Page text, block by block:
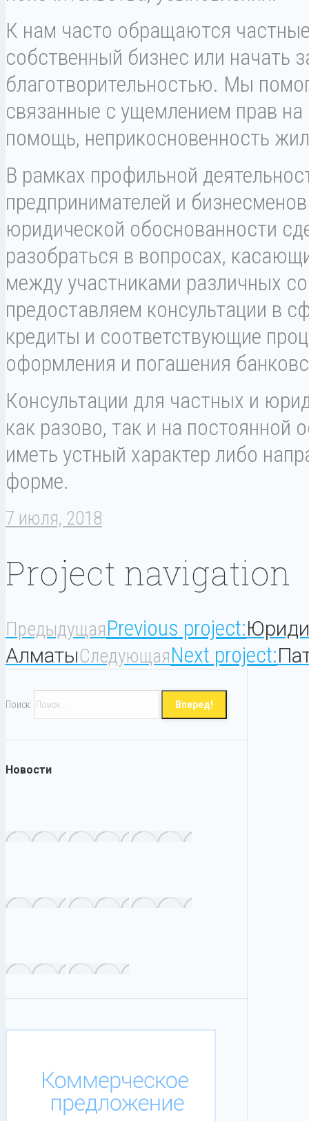
К нам часто обращаются
собственный бизнес или начать
благотворительностью. Мы
связанные с ущемлением прав
помощь, неприкосновенность
В рамках профильной
предпринимателей и
юридической обоснованности
разобраться в вопросах,
между участниками различных
предоставляем консультации в
кредиты и соответствующие
оформления и погашения
Консультации для частных и
как разово, так и на постоянной
иметь устный характер либо
форме.
7 июля, 2018
Project navigation
ПредыдущаяPrevious project:
АлматыСледующаяNext project:
Поиск:
Новости